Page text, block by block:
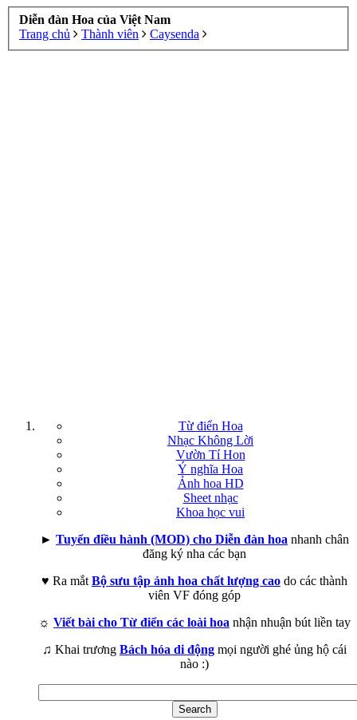
Diễn đàn Hoa của Việt Nam
Trang chủ
Thành viên Caysenda
Từ điển Hoa
Nhạc Không Lời
Vườn Tí Hon
Ý nghĩa Hoa
Ảnh hoa HD
Sheet nhạc
Khoa học vui
► Tuyển điều hành (MOD) cho Diễn đàn hoa nhanh chân
đăng ký nha các bạn
♥ Ra mắt Bộ sưu tập ảnh hoa chất lượng cao do các thành
viên VF đóng góp
☼ Viết bài cho Từ điển các loài hoa nhận nhuận bút liền tay
♫ Khai trương Bách hóa di động mọi người ghé ủng hộ cái
nào :)